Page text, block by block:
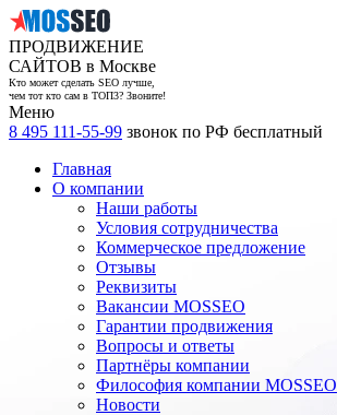
ПРОДВИЖЕНИЕ
САЙТОВ в Москве
Кто может сделать SEO лучше,
чем тот кто сам в ТОП3? Звоните!
Меню
8 495 111-55-99 звонок по РФ бесплатный
Главная
О компании
Наши работы
Условия сотрудничества
Коммерческое предложение
Отзывы
Реквизиты
Вакансии MOSSEO
Гарантии продвижения
Вопросы и ответы
Партнёры компании
Философия компании MOSSEO
Новости